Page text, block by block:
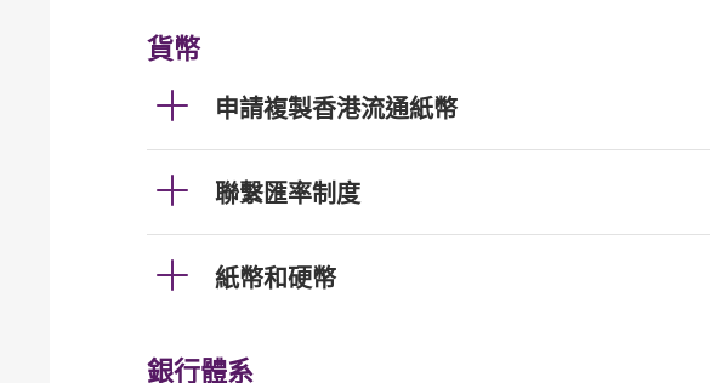
貨幣
申請複製香港流通紙幣
聯繫匯率制度
紙幣和硬幣
銀行體系